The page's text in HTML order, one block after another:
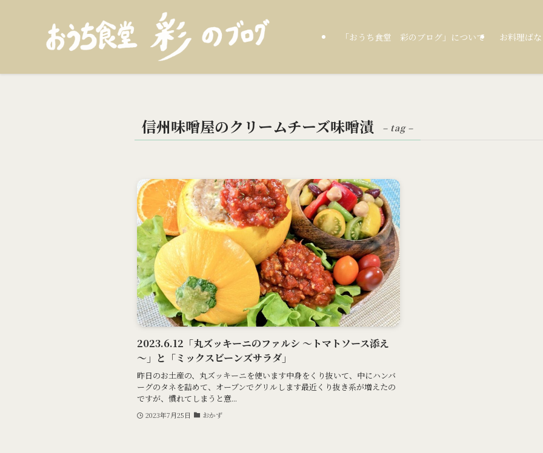
「おうち食堂 彩のブログ」について お料理ば
信州味噌屋のクリームチーズ味噌漬 – tag –
2023.6.12「丸ズッキーニのファルシ ～トマトソース添え
～」と「ミックスビーンズサラダ」
昨日のお土産の、丸ズッキーニを使います中身をくり抜いて、中にハンバ
ーグのタネを詰めて、オーブンでグリルします最近くり抜き系が増えたの
ですが、慣れてしまうと意...
2023年7月25日 おかず